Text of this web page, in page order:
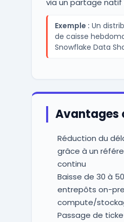
via un partage natif
Exemple : Un
de caisse
Snowflake Data
Avantages
Réduction du
grâce à un
continu
Baisse de 30 à
entrepôts on-
compute/
Passage de